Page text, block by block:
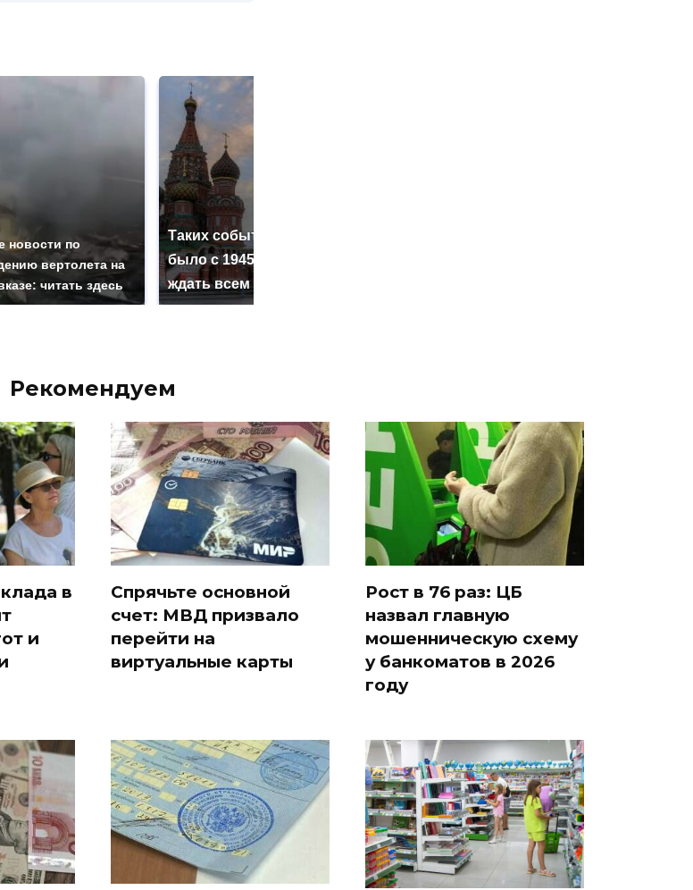
новости по
вертолета на
читать здесь
Таких событий не
было с 1945: чего
ждать всем нам?
Рекомендуем
в
и
Спрячьте основной
счет: МВД призвало
перейти на
виртуальные карты
Рост в 76 раз: ЦБ
назвал главную
мошенническую схему
у банкоматов в 2026
году